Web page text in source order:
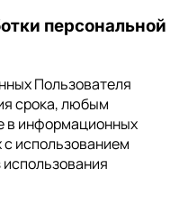
персональной
Пользователя
срока, любым
в информационных
использованием